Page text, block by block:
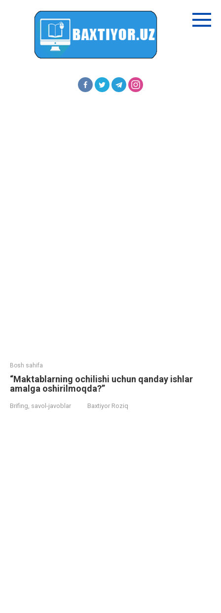
Bosh sahifa
“Maktablarning ochilishi uchun qanday ishlar
amalga oshirilmoqda?”
Brifing, savol-javoblar Baxtiyor Roziq